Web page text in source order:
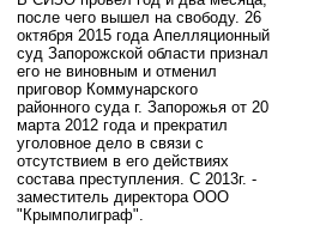
после чего вышел на свободу. 26
октября 2015 года Апелляционный
суд Запорожской области признал
его не виновным и отменил
приговор Коммунарского
районного суда г. Запорожья от 20
марта 2012 года и прекратил
уголовное дело в связи с
отсутствием в его действиях
состава преступления. С 2013г. -
заместитель директора ООО
"Крымполиграф".